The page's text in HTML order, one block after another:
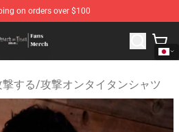
on orders over $100
- Official Attack On Titan
する/攻撃オンタイタンシャツ